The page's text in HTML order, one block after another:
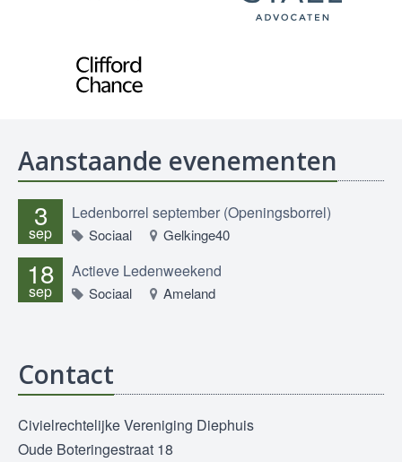
Aanstaande evenementen
3
sep
Ledenborrel september (Openingsborrel)
Sociaal Gelkinge40
18
sep
Actieve Ledenweekend
Sociaal Ameland
Contact
Civielrechtelijke Vereniging Diephuis
Oude Boteringestraat 18